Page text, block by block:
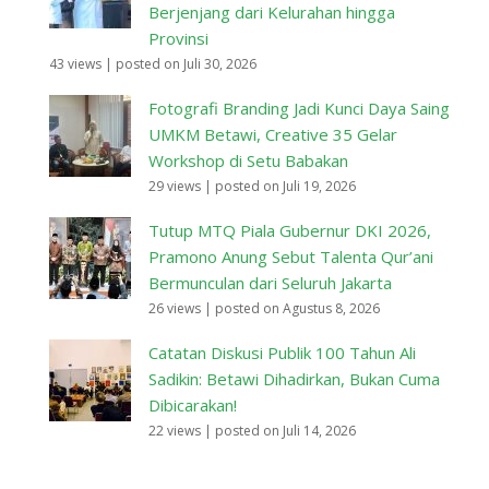
Berjenjang dari Kelurahan hingga
Provinsi
43 views | posted on Juli 30, 2026
Fotografi Branding Jadi Kunci Daya Saing
UMKM Betawi, Creative 35 Gelar
Workshop di Setu Babakan
29 views | posted on Juli 19, 2026
Tutup MTQ Piala Gubernur DKI 2026,
Pramono Anung Sebut Talenta Qur’ani
Bermunculan dari Seluruh Jakarta
26 views | posted on Agustus 8, 2026
Catatan Diskusi Publik 100 Tahun Ali
Sadikin: Betawi Dihadirkan, Bukan Cuma
Dibicarakan!
22 views | posted on Juli 14, 2026